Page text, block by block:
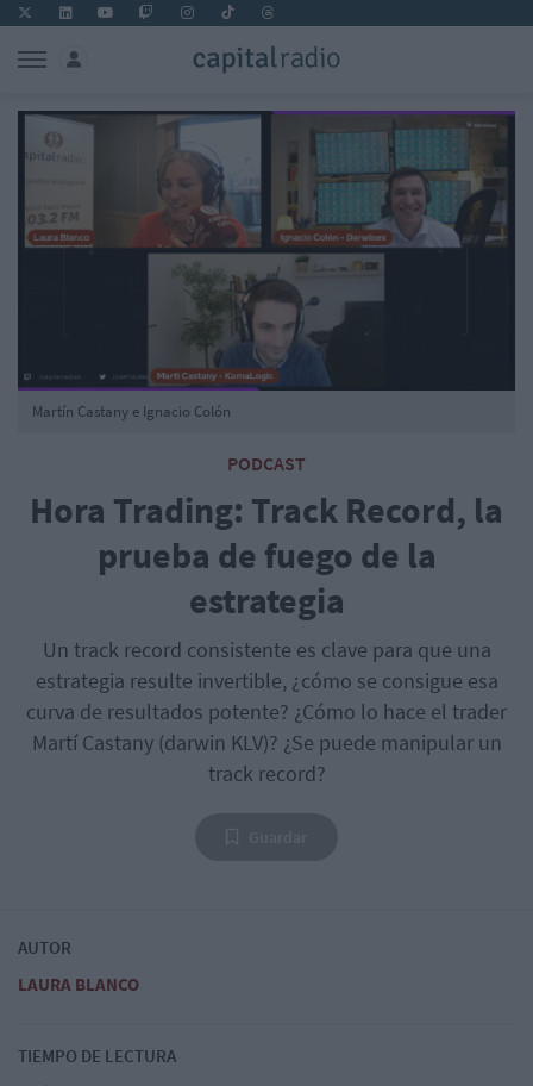
PODCAST
Hora Trading: Track Record, la
prueba de fuego de la
estrategia
Un track record consistente es clave para que una
estrategia resulte invertible, ¿cómo se consigue esa
curva de resultados potente? ¿Cómo lo hace el trader
Martí Castany (darwin KLV)? ¿Se puede manipular un
track record?
Martín Castany e Ignacio Colón
AUTOR
LAURA BLANCO
TIEMPO DE LECTURA